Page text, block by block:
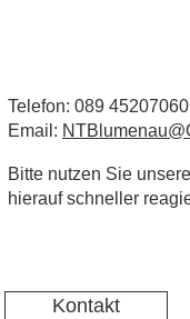
Telefon: 089 45207060
Email:
Bitte nutzen Sie
hierauf schneller
Kontakt